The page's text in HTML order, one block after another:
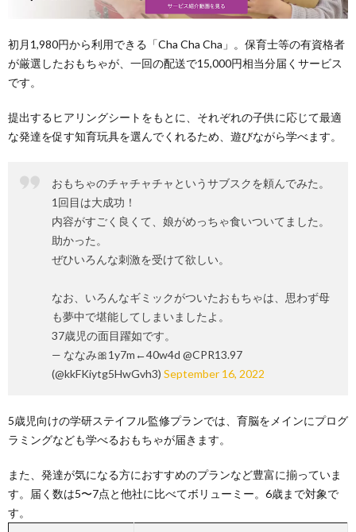
初月1,980円から利用できる「Cha Cha Cha」。保育士等の有資格者
が厳選したおもちゃが、一回の配送で15,000円相当分届くサービス
です。
提出するヒアリングシートをもとに、それぞれの子供に応じて最適
な発達を促す知育玩具を選んでくれるため、遊びながら学べます。
おもちゃのチャチャチャというサブスクを頼んでみた。
1回目は大成功！
内容がすごく良くて、娘がめっちゃ食いついてました。
助かった。
ぜひいろんな刺激を受けて欲しい。
なお、いろんなギミックがついたおもちゃは、思わず母
も夢中で堪能してしまいましたよ。
37歳児の面目躍如です。
— ななみ🎀1y7m←40w4d @CPR13.97
(@kkFKiytg5HwGvh3) September 16, 2022
5歳児向けの学研ステイフル監修プランでは、育脳をメインにプログ
ラミングなども学べるおもちゃが届きます。
また、発達が気になる方におすすめのプランなど豊富に揃っていま
す。届く数は5〜7点と他社に比べてボリューミー。6歳まで対象で
す。